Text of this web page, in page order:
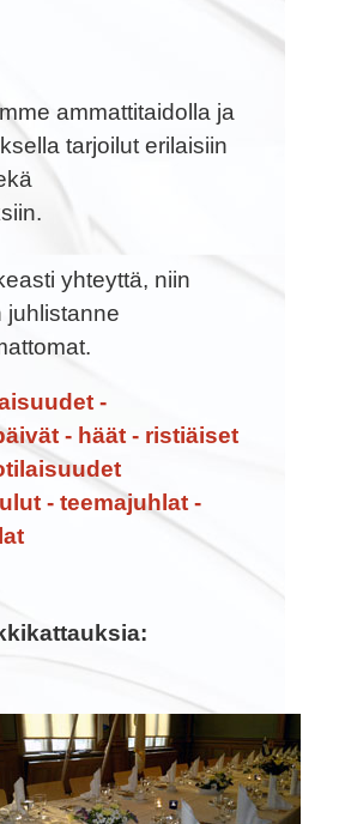
ammattitaidolla ja
tarjoilut erilaisiin
yhteyttä, niin
juhlistanne
-
- häät - ristiäiset
- teemajuhlat -